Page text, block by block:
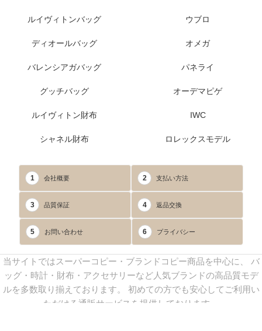
ルイヴィトンバッグ
ディオールバッグ
バレンシアガバッグ
グッチバッグ
ルイヴィトン財布
シャネル財布
ウブロ
オメガ
パネライ
オーデマピゲ
IWC
ロレックスモデル
1 会社概要 2 支払い方法
3 品質保証 4 返品交換
5 お問い合わせ 6 プライバシー
当サイトではスーパーコピー・ブランドコピー商品を中心に、 バ
ッグ・時計・財布・アクセサリーなど人気ブランドの高品質モデ
ルを多数取り揃えております。 初めての方でも安心してご利用い
ただける通販サービスを提供しております。